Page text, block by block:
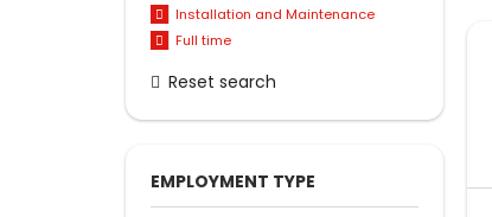
Installation and Maintenance
Full time
Reset search
EMPLOYMENT TYPE